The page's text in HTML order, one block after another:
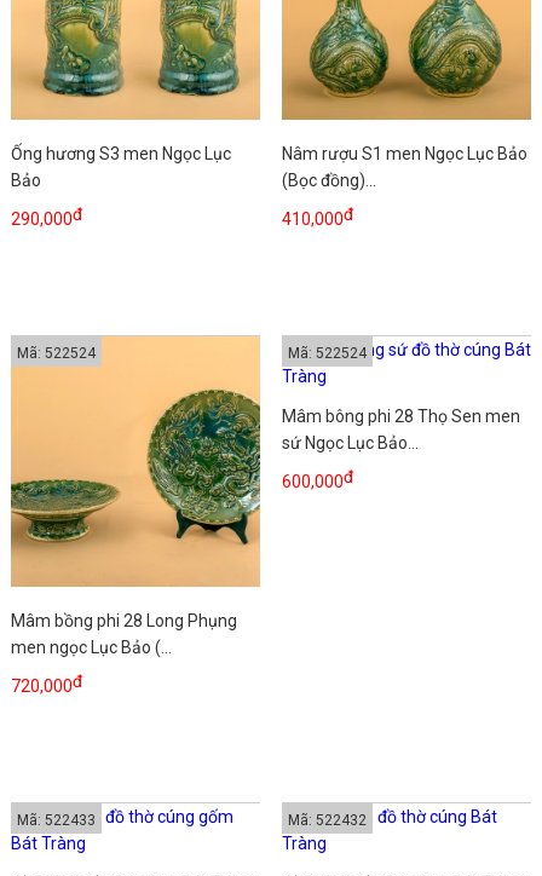
Ống hương S3 men Ngọc Lục
Bảo
290,000đ
Nâm rượu S1 men Ngọc Lục Bảo
(Bọc đồng)...
410,000đ
Mâm bồng phi 28 Long Phụng
men ngọc Lục Bảo (...
720,000đ
Mã: 522524
Mâm bông phi 28 Thọ Sen men
sứ Ngọc Lục Bảo...
600,000đ
Mã: 522524
Mã: 522433 Mã: 522432